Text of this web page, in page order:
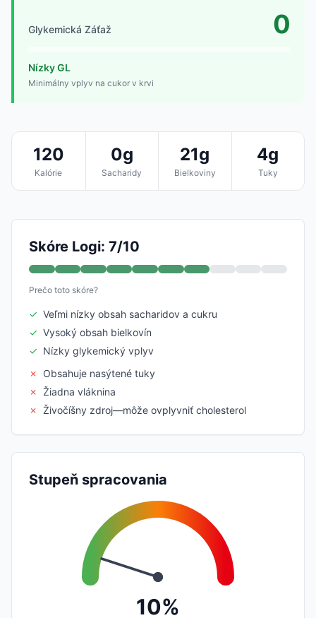
Glykemická Záťaž 0
Nízky GL
Minimálny vplyv na cukor v krvi
120
Kalórie
0g
Sacharidy
21g
Bielkoviny
4g
Tuky
Skóre Logi: 7/10
Prečo toto skóre?
✓ Veľmi nízky obsah sacharidov a cukru
✓ Vysoký obsah bielkovín
✓ Nízky glykemický vplyv
✗
Obsahuje nasýtené tuky
✗ Žiadna vláknina
✗ Živočíšny zdroj—môže ovplyvniť cholesterol
Stupeň spracovania
10%